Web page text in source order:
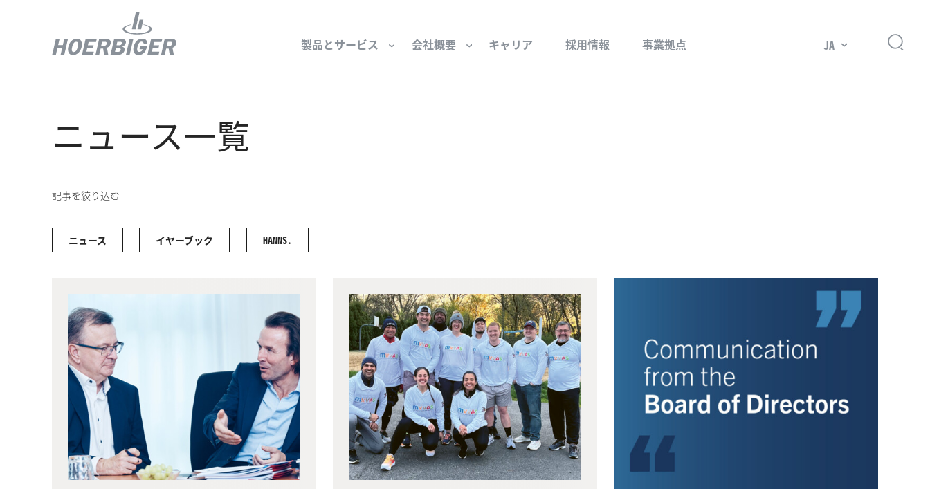
製品とサービス
回転ユニオンとスリップリング
会社概要 キャリア 採用情報 事業拠点 JA
ニュース一覧
記事を絞り込む
ニュース イヤーブック HANNS.